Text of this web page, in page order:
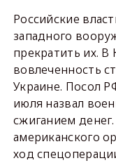
Российские
западного
прекратить их. В
вовлеченность
Украине. Посол
июля назвал
сжиганием
американского
ход